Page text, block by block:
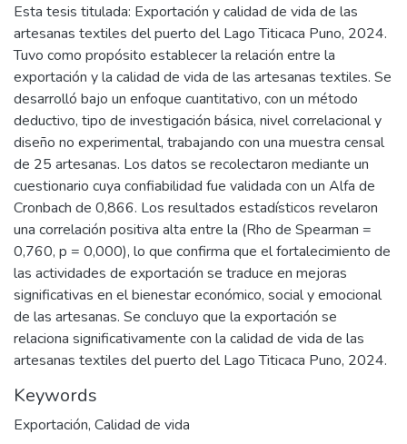
Esta tesis titulada: Exportación y calidad de vida de las
artesanas textiles del puerto del Lago Titicaca Puno, 2024.
Tuvo como propósito establecer la relación entre la
exportación y la calidad de vida de las artesanas textiles. Se
desarrolló bajo un enfoque cuantitativo, con un método
deductivo, tipo de investigación básica, nivel correlacional y
diseño no experimental, trabajando con una muestra censal
de 25 artesanas. Los datos se recolectaron mediante un
cuestionario cuya confiabilidad fue validada con un Alfa de
Cronbach de 0,866. Los resultados estadísticos revelaron
una correlación positiva alta entre la (Rho de Spearman =
0,760, p = 0,000), lo que confirma que el fortalecimiento de
las actividades de exportación se traduce en mejoras
significativas en el bienestar económico, social y emocional
de las artesanas. Se concluyo que la exportación se
relaciona significativamente con la calidad de vida de las
artesanas textiles del puerto del Lago Titicaca Puno, 2024.
Keywords
Exportación, Calidad de vida